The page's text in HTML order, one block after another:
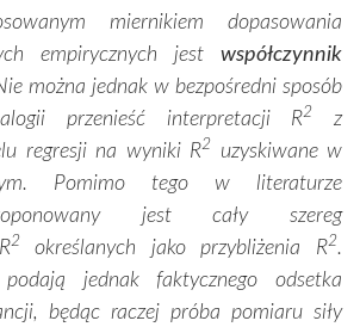
miernikiem dopasowania
empirycznych jest współczynnik
można jednak w bezpośredni sposób
przenieść interpretacji R2
z
regresji na wyniki R2
uzyskiwane w
Pomimo tego w literaturze
jest cały szereg
2 określanych jako przybliżenia R2.
jednak faktycznego odsetka
będąc raczej próba pomiaru siły